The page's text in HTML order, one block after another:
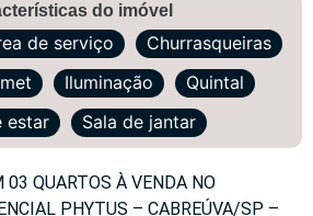
do imóvel
de serviço
Churrasqueiras
Iluminação
Quintal
estar
Sala de jantar
03 QUARTOS À VENDA NO
PHYTUS – CABREÚVA/SP –